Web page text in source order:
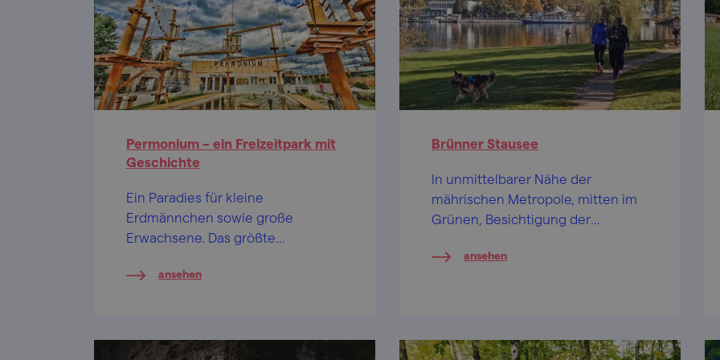
Permonium – ein Freizeitpark mit
Geschichte
Ein Paradies für kleine
Erdmännchen sowie große
Erwachsene. Das größte
Tschechischen Republik sowie
ansehen
Brünner Stausee
In unmittelbarer Nähe der
mährischen Metropole, mitten im
Grünen, Besichtigung der
charaktervolle Ausflugsdampfer
ansehen